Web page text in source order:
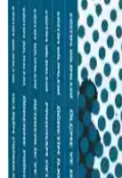
Pegem
Tamamı Çözümlü
çözümlerle sınava
Mehmet
Güncel ve
Mehmet Eğit’in
pratik sorularla